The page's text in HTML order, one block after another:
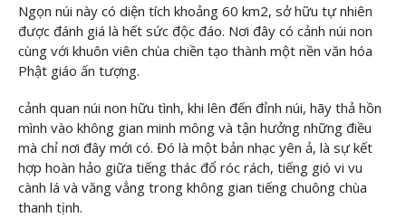
Ngọn núi này có diện tích khoảng 60 km2, sở hữu tự nhiên
được đánh giá là hết sức độc đáo. Nơi đây có cảnh núi non
cùng với khuôn viên chùa chiền tạo thành một nền văn hóa
Phật giáo ấn tượng.
cảnh quan núi non hữu tình, khi lên đến đỉnh núi, hãy thả hồn
mình vào không gian minh mông và tận hưởng những điều
mà chỉ nơi đây mới có. Đó là một bản nhạc yên ả, là sự kết
hợp hoàn hảo giữa tiếng thác đổ róc rách, tiếng gió vi vu
cành lá và văng vẳng trong không gian tiếng chuông chùa
thanh tịnh.